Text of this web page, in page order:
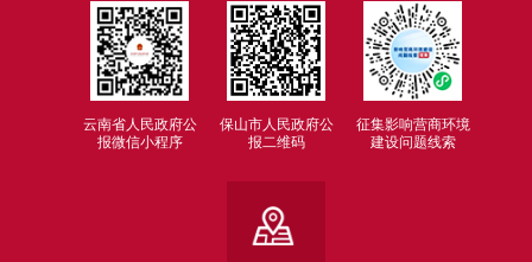
云南省人民政府公
报微信小程序
保山市人民政府公
报二维码
征集影响营商环境
建设问题线索